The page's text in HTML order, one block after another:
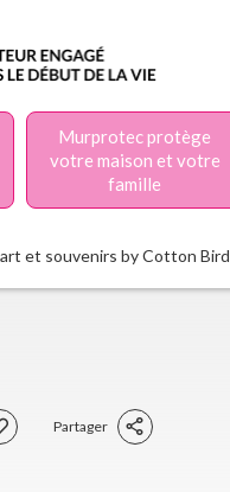
Murprotec protège
votre maison et votre
famille
et souvenirs by Cotton Bird
Partager